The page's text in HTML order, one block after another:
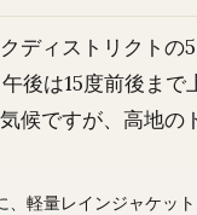
ディストリクト
後は15度前後ま
候ですが、高地の
、軽量レインジャケッ